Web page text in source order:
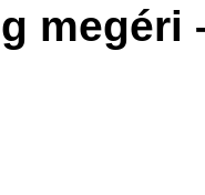
megéri